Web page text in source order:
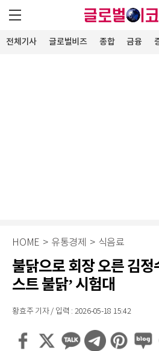
전체기사 글로벌비즈 종합 금융
HOME > 유통경제 > 식음료
불닭으로 회장 오른 김
스트 불닭’ 시험대
황효주 기자 / 입력 : 2026-05-18 15:42